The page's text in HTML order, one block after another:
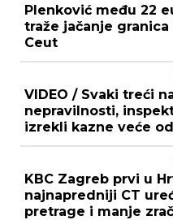
Plenković među 22
traže jačanje granica
Ceut
VIDEO / Svaki treći
nepravilnosti,
izrekli kazne veće
KBC Zagreb prvi u
najnapredniji CT
pretrage i manje